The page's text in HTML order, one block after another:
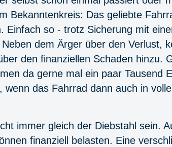
Bekanntenkreis: Das geliebte
Einfach so - trotz Sicherung mit
dem Ärger über den Verlust,
den finanziellen Schaden hinzu.
da gerne mal ein paar Tausend
wenn das Fahrrad dann auch in
immer gleich der Diebstahl sein.
finanziell belasten. Eine